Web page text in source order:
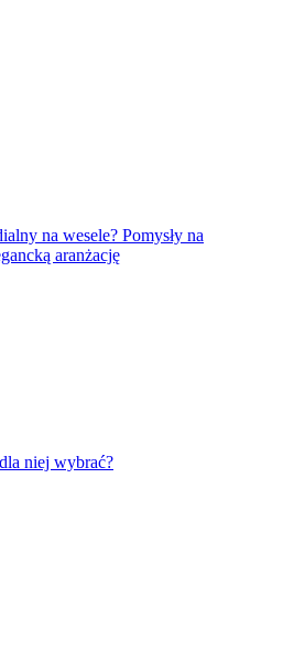
na wesele? Pomysły na
aranżację
niej wybrać?